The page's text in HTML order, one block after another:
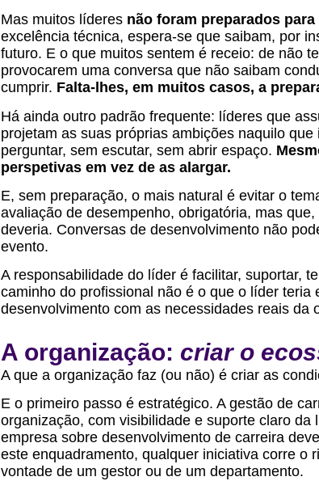
Mas muitos líderes não foram preparados para
excelência técnica, espera-se que saibam, por
futuro. E o que muitos sentem é receio: de não
provocarem uma conversa que não saibam
cumprir. Falta-lhes, em muitos casos, a
Há ainda outro padrão frequente: líderes que
projetam as suas próprias ambições naquilo
perguntar, sem escutar, sem abrir espaço.
perspetivas em vez de as alargar.
E, sem preparação, o mais natural é evitar o
avaliação de desempenho, obrigatória, mas
deveria. Conversas de desenvolvimento não
evento.
A responsabilidade do líder é facilitar, suportar,
caminho do profissional não é o que o líder
desenvolvimento com as necessidades reais da
A organização: criar o
A que a organização faz (ou não) é criar as
E o primeiro passo é estratégico. A gestão de
organização, com visibilidade e suporte claro
empresa sobre desenvolvimento de carreira
este enquadramento, qualquer iniciativa corre o
vontade de um gestor ou de um departamento.